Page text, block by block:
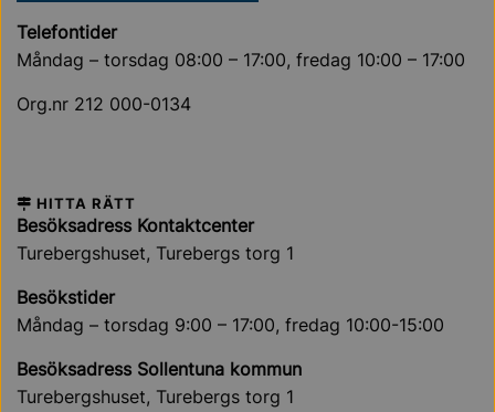
Telefontider
Måndag – torsdag 08:00 – 17:00, fredag 10:00 – 17:00
Org.nr 212 000-0134
HITTA RÄTT
Besöksadress Kontaktcenter
Turebergshuset, Turebergs torg 1
Besökstider
Måndag – torsdag 9:00 – 17:00, fredag 10:00-15:00
Besöksadress Sollentuna kommun
Turebergshuset, Turebergs torg 1